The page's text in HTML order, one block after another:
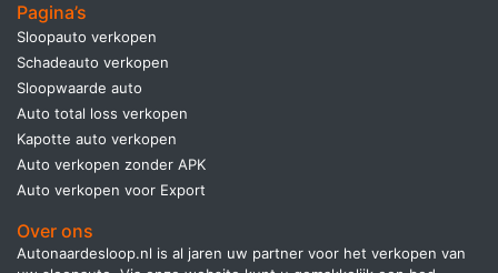
Pagina’s
Sloopauto verkopen
Schadeauto verkopen
Sloopwaarde auto
Auto total loss verkopen
Kapotte auto verkopen
Auto verkopen zonder APK
Auto verkopen voor Export
Over ons
Autonaardesloop.nl is al jaren uw partner voor het verkopen van